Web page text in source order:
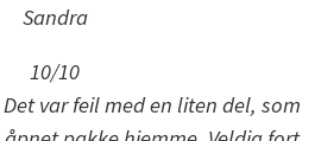
Sandra
10/10
var feil med en liten del, som